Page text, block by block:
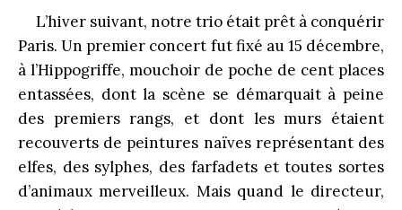
L’hiver suivant, notre trio était prêt à conquérir
Paris. Un premier concert fut fixé au 15 décembre,
à l’Hippogriffe, mouchoir de poche de cent places
entassées, dont la scène se démarquait à peine
des premiers rangs, et dont les murs étaient
recouverts de peintures naïves représentant des
elfes, des sylphes, des farfadets et toutes sortes
d’animaux merveilleux. Mais quand le directeur,